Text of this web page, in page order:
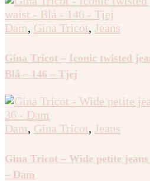
Dam, Gina Tricot, Jeans
Gina Tricot – Iconic twisted
Blå – 146 – Tjej
Dam, Gina Tricot, Jeans
Gina Tricot – Wide petite
– Dam